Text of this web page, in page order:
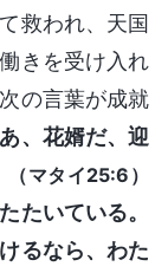
救われ、天国
きを受け入れ
の言葉が成就
、花婿だ、迎
（マタイ25:6）
たいている。
るなら、わた